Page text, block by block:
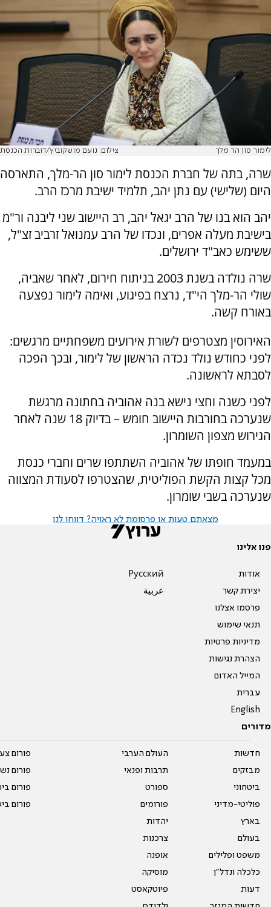
לימור סון הר מלך צילום: נועם מושקוביץ/דוברות הכנסת
שרה, בתה של חברת הכנסת לימור סון הר-מלך, התארסה
היום (שלישי) עם נתן יהב, תלמיד ישיבת מרכז הרב.
יהב הוא בנו של הרב יגאל יהב, רב היישוב שני ליבנה ור"מ
בישיבת מעלה אפרים, ונכדו של הרב עמנואל זרביב זצ"ל,
ששימש כאב"ד ירושלים.
שרה נולדה בשנת 2003 בניתוח חירום, לאחר שאביה,
שולי הר-מלך הי"ד, נרצח בפיגוע, ואימה לימור נפצעה
באורח קשה.
האירוסין מצטרפים לשורת אירועים משפחתיים מרגשים:
לפני כחודש נולד נכדה הראשון של לימור, ובכך הפכה
לסבתא לראשונה.
לפני כשנה וחצי נישא בנה אהוביה בחתונה מרגשת
שנערכה בחורבות היישוב חומש – בדיוק 18 שנה לאחר
הגירוש מצפון השומרון.
במעמד חופתו של אהוביה השתתפו שרים וחברי כנסת
מכל קצות הקשת הפוליטית, שהצטרפו לסעודת המצווה
שנערכה בשבי שומרון.
מצאתם טעות או פרסומת לא ראויה? דווחו לנו
פנו אלינו
אודות
יצירת קשר
פרסמו אצלנו
תנאי שימוש
מדיניות פרטיות
הצהרת נגישות
המייל האדום
עברית
English
Pусский
عربية
מדורים
חדשות
מבזקים
ביטחוני
פוליטי-מדיני
בארץ
בעולם
משפט ופלילים
כלכלה ונדל"ן
דעות
העולם הערבי
תרבות ופנאי
ספורט
פורומים
יהדות
צרכנות
אופנה
מוסיקה
פיוטקאסט
פורום
פורום
פורום
פורום